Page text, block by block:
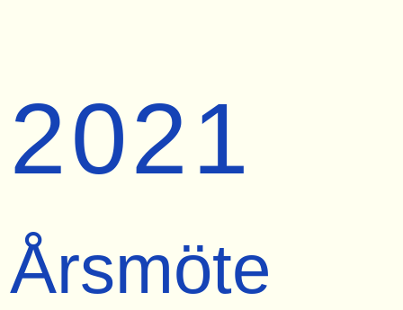
2021
Årsmöte